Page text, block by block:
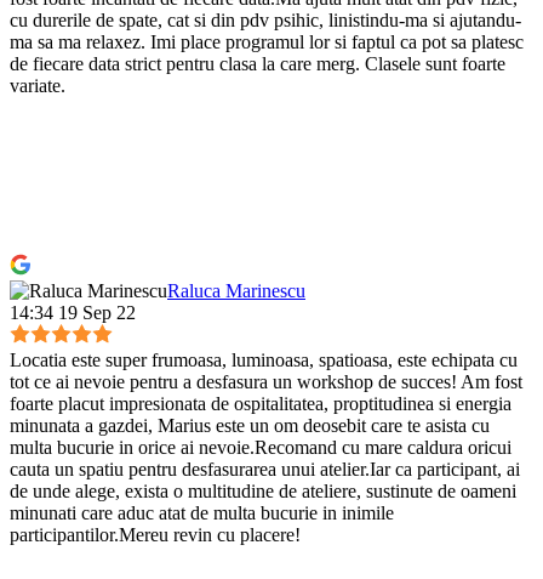
cu durerile de spate, cat si din pdv psihic, linistindu-ma si ajutandu-
ma sa ma relaxez. Imi place programul lor si faptul ca pot sa platesc
de fiecare data strict pentru clasa la care merg. Clasele sunt foarte
variate.
Raluca Marinescu
14:34 19 Sep 22
Locatia este super frumoasa, luminoasa, spatioasa, este echipata cu
tot ce ai nevoie pentru a desfasura un workshop de succes! Am fost
foarte placut impresionata de ospitalitatea, proptitudinea si energia
minunata a gazdei, Marius este un om deosebit care te asista cu
multa bucurie in orice ai nevoie.Recomand cu mare caldura oricui
cauta un spatiu pentru desfasurarea unui atelier.Iar ca participant, ai
de unde alege, exista o multitudine de ateliere, sustinute de oameni
minunati care aduc atat de multa bucurie in inimile
participantilor.Mereu revin cu placere!